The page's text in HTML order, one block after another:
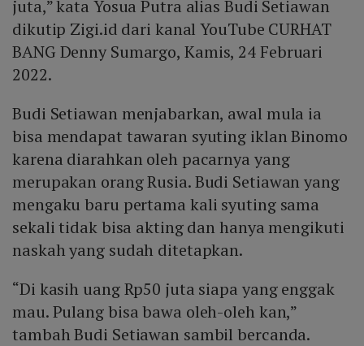
juta,” kata Yosua Putra alias Budi Setiawan
dikutip Zigi.id dari kanal YouTube CURHAT
BANG Denny Sumargo, Kamis, 24 Februari
2022.
Budi Setiawan menjabarkan, awal mula ia
bisa mendapat tawaran syuting iklan Binomo
karena diarahkan oleh pacarnya yang
merupakan orang Rusia. Budi Setiawan yang
mengaku baru pertama kali syuting sama
sekali tidak bisa akting dan hanya mengikuti
naskah yang sudah ditetapkan.
“Di kasih uang Rp50 juta siapa yang enggak
mau. Pulang bisa bawa oleh-oleh kan,”
tambah Budi Setiawan sambil bercanda.